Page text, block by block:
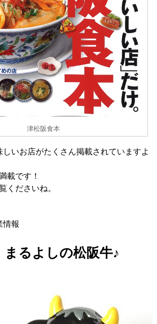
津松阪食本
いお店がたくさん掲載されていますよ
載です！
くださいね。
情報
まるよしの松阪牛♪